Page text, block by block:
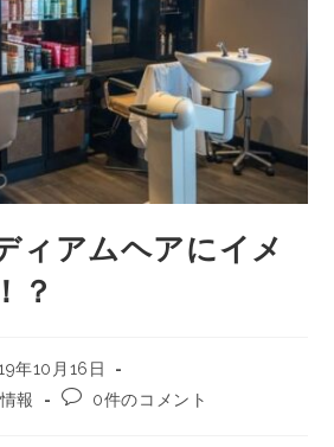
ィアムヘアにイメ
？
年10月16日
報
0件のコメント